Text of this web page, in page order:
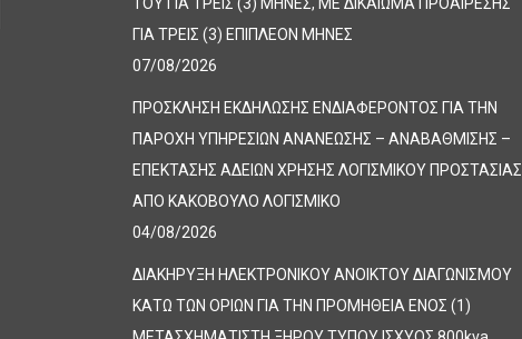
ΓΙΑ ΤΡΕΙΣ (3) ΕΠΙΠΛΕΟΝ ΜΗΝΕΣ
07/08/2026
ΠΡΟΣΚΛΗΣΗ ΕΚΔΗΛΩΣΗΣ ΕΝΔΙΑΦΕΡΟΝΤΟΣ ΓΙΑ ΤΗΝ
ΠΑΡΟΧΗ ΥΠΗΡΕΣΙΩΝ ΑΝΑΝΕΩΣΗΣ – ΑΝΑΒΑΘΜΙΣΗΣ –
ΕΠΕΚΤΑΣΗΣ ΑΔΕΙΩΝ ΧΡΗΣΗΣ ΛΟΓΙΣΜΙΚΟΥ ΠΡΟΣΤΑΣΙΑΣ
ΑΠΟ ΚΑΚΟΒΟΥΛΟ ΛΟΓΙΣΜΙΚΟ
04/08/2026
ΔΙΑΚΗΡΥΞΗ ΗΛΕΚΤΡΟΝΙΚΟΥ ΑΝΟΙΚΤΟΥ ΔΙΑΓΩΝΙΣΜΟΥ
ΚΑΤΩ ΤΩΝ ΟΡΙΩΝ ΓΙΑ ΤΗΝ ΠΡΟΜΗΘΕΙΑ ΕΝΟΣ (1)